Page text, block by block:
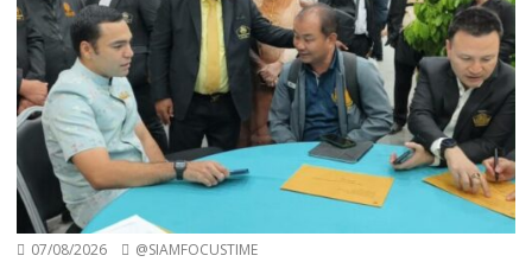
07/08/2026 @SIAMFOCUSTIME